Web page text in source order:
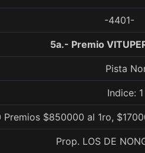
-4401-
5a.- Premio
Pista
Indice:
Premios $850000 al 1ro,
Prop. LOS DE